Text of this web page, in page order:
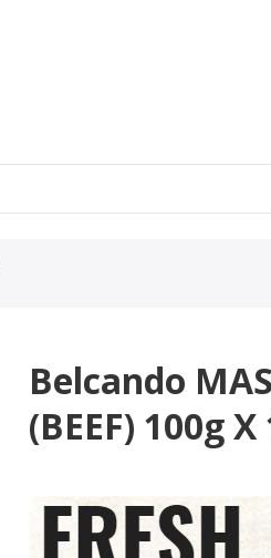
Belcando
(BEEF) 100g X